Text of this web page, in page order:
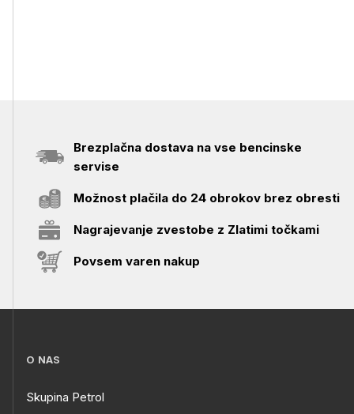
Brezplačna dostava na vse bencinske
servise
Možnost plačila do 24 obrokov brez obresti
Nagrajevanje zvestobe z Zlatimi točkami
Povsem varen nakup
O NAS
Skupina Petrol